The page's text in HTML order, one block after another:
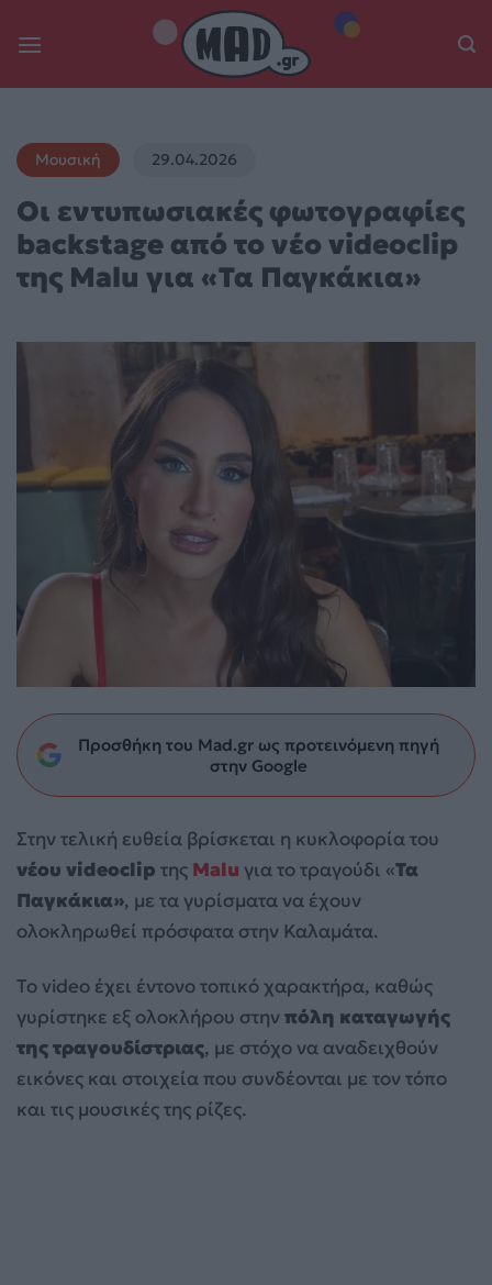
Μουσική 29.04.2026
Οι εντυπωσιακές φωτογραφίες
backstage από το νέο videoclip
της Malu για «Τα Παγκάκια»
Προσθήκη του Mad.gr ως προτεινόμενη πηγή
στην Google
Στην τελική ευθεία βρίσκεται η κυκλοφορία του
νέου videoclip της Malu για το τραγούδι «Τα
Παγκάκια», με τα γυρίσματα να έχουν
ολοκληρωθεί πρόσφατα στην Καλαμάτα.
Το video έχει έντονο τοπικό χαρακτήρα, καθώς
γυρίστηκε εξ ολοκλήρου στηνπόλη καταγωγής
της τραγουδίστριας, με στόχο να αναδειχθούν
εικόνες και στοιχεία που συνδέονται με τον τόπο
και τις μουσικές της ρίζες.